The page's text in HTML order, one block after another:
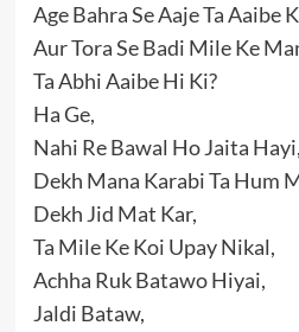
Age Bahra Se Aaje Ta Aaibe
Aur Tora Se Badi Mile Ke
Ta Abhi Aaibe Hi Ki?
Ha Ge,
Nahi Re Bawal Ho Jaita Hayi,
Dekh Mana Karabi Ta Hum
Dekh Jid Mat Kar,
Ta Mile Ke Koi Upay Nikal,
Achha Ruk Batawo Hiyai,
Jaldi Bataw,